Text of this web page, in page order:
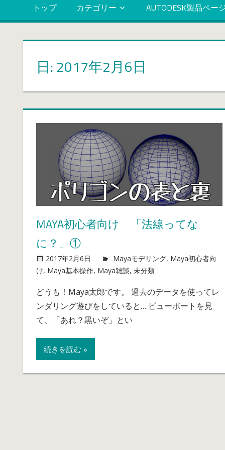
トップ カテゴリー AUTODESK製品ペー
日: 2017年2月6日
MAYA初心者向け 「法線ってな
に？」①
2017年2月6日 mayablog
Mayaモデリング, Maya初心者向
け, Maya基本操作, Maya雑談, 未分類
心
者
どうも！Maya太郎です。 過去のデータを使ってレ
ンダリング遊びをしていると… ビューポートを見
て、「あれ？黒いぞ」とい
続きを読む »